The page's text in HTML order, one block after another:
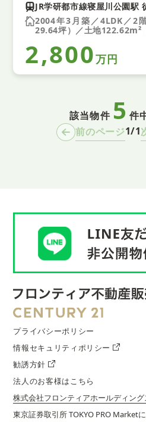
JR学研都市線寝屋川公園駅
2004年3月築／4LDK／2
29.64坪）／土地122.62m²
2,800万円
該当物件 5 件
前のページ1/1
プライバシーポリシー
情報セキュリティポリシー
勧誘方針
法人のお客様はこちら
株式会社フロンティアホールディング
東京証券取引所 TOKYO PRO Market